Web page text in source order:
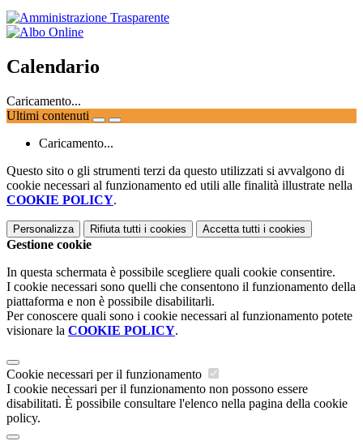
Calendario
Caricamento...
Ultimi contenuti
Caricamento...
Questo sito o gli strumenti terzi da questo utilizzati si avvalgono di
cookie necessari al funzionamento ed utili alle finalità illustrate nella
COOKIE POLICY.
Personalizza Rifiuta tutti i cookies Accetta tutti i cookies
Gestione cookie
In questa schermata è possibile scegliere quali cookie consentire.
I cookie necessari sono quelli che consentono il funzionamento della
piattaforma e non è possibile disabilitarli.
Per conoscere quali sono i cookie necessari al funzionamento potete
visionare la COOKIE POLICY.
Cookie necessari per il funzionamento
I cookie necessari per il funzionamento non possono essere
disabilitati. È possibile consultare l'elenco nella pagina della cookie
policy.